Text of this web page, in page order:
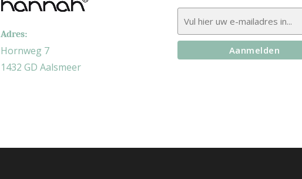
Adres:
Hornweg 7
1432 GD Aalsmeer